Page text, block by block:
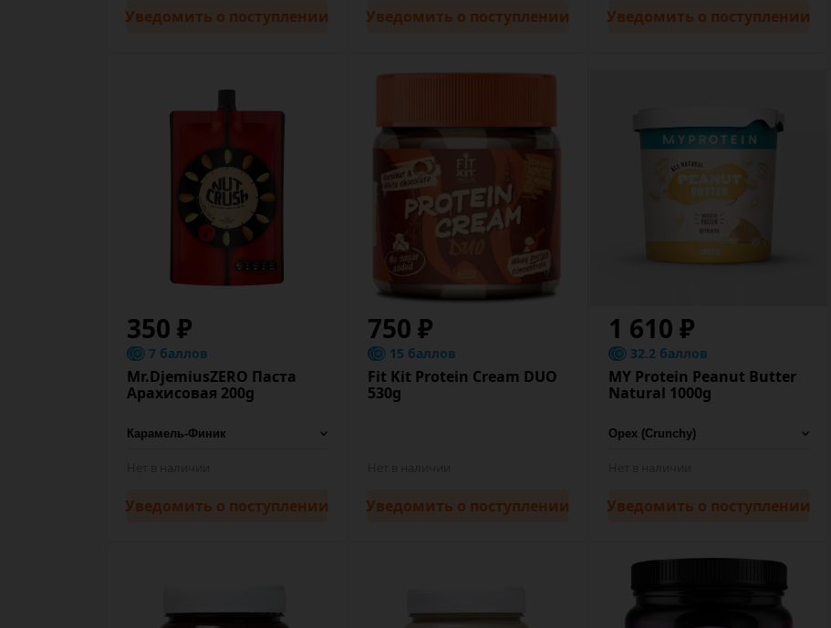
Уведомить о поступлении Уведомить о поступлении Уведомить о поступлении
350 ₽
7 баллов
Mr.DjemiusZERO Паста
Арахисовая 200g
Уведомить о поступлении
750 ₽
15 баллов
Fit Kit Protein Cream DUO
530g
Уведомить о поступлении
1 610 ₽
32.2 баллов
MY Protein Peanut Butter
Natural 1000g
Уведомить о поступлении